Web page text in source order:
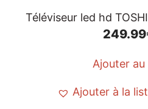
Téléviseur led hd
249.99
Ajouter
Ajouter à la